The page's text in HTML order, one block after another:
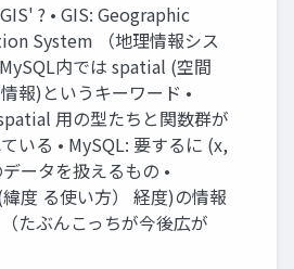
? • GIS: Geographic
System （地理情報シス
内では spatial (空間
報)というキーワード •
用の型たちと関数群が
いる • MySQL: 要するに (x,
ータを扱えるもの •
度 る使い方） 経度)の情報
たぶんこっちが今後広が